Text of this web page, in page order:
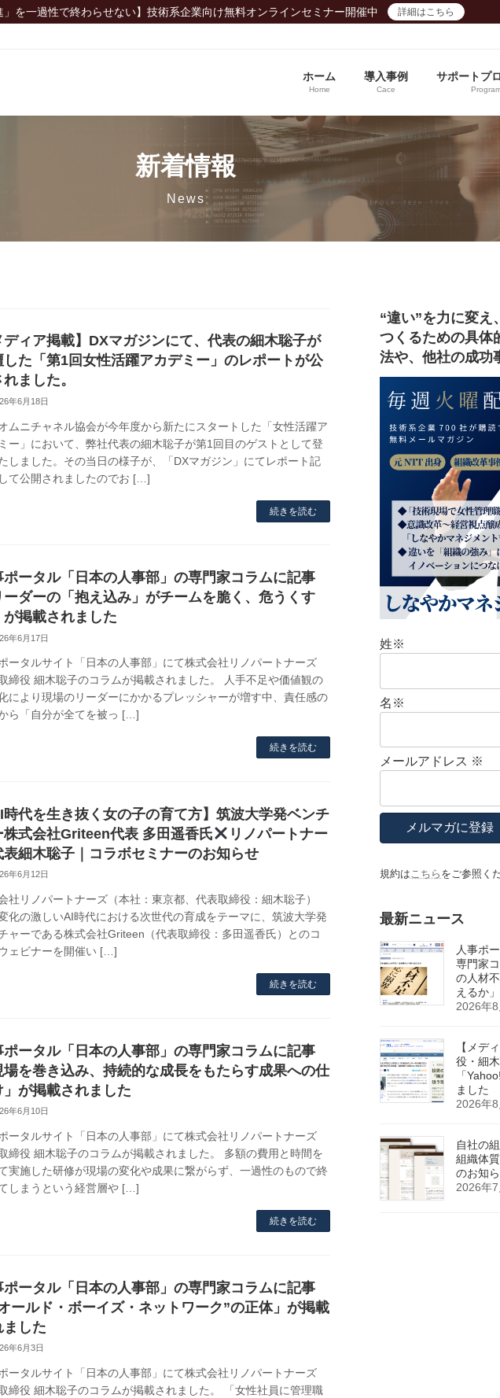
」を一過性で終わらせない】技術系企業向け無料オンラインセミナー開催中 詳細はこちら
ホーム
Home
導入事例
Cace
サポートプ
新着情報
News
ディア掲載】DXマガジンにて、代表の細木聡子が
した「第1回女性活躍アカデミー」のレポートが公
れました。
年6月18日
ムニチャネル協会が今年度から新たにスタートした「女性活躍ア
ー」において、弊社代表の細木聡子が第1回目のゲストとして登
しました。その当日の様子が、「DXマガジン」にてレポート記
て公開されましたのでお […]
続きを読む
ポータル「日本の人事部」の専門家コラムに記事
ーダーの「抱え込み」がチームを脆く、危うくす
が掲載されました
年6月17日
ータルサイト「日本の人事部」にて株式会社リノパートナーズ
締役 細木聡子のコラムが掲載されました。 人手不足や価値観の
により現場のリーダーにかかるプレッシャーが増す中、責任感の
ら「自分が全てを被っ […]
続きを読む
時代を生き抜く女の子の育て方】筑波大学発ベンチ
株式会社Griteen代表 多田遥香氏
リノパートナー
表細木聡子｜コラボセミナーのお知らせ
年6月12日
社リノパートナーズ（本社：東京都、代表取締役：細木聡子）
化の激しいAI時代における次世代の育成をテーマに、筑波大学発
ャーである株式会社Griteen（代表取締役：多田遥香氏）とのコ
ェビナーを開催い […]
続きを読む
ポータル「日本の人事部」の専門家コラムに記事
場を巻き込み、持続的な成長をもたらす成果への仕
」が掲載されました
年6月10日
ータルサイト「日本の人事部」にて株式会社リノパートナーズ
締役 細木聡子のコラムが掲載されました。 多額の費用と時間を
実施した研修が現場の変化や成果に繋がらず、一過性のもので終
しまうという経営層や […]
続きを読む
ポータル「日本の人事部」の専門家コラムに記事
オールド・ボーイズ・ネットワーク”の正体」が掲載
ました
年6月3日
ータルサイト「日本の人事部」にて株式会社リノパートナーズ
締役 細木聡子のコラムが掲載されました。 「女性社員に管理職
“違い”を力に変え
つくるための具体
法や、他社の成功
姓※
名 ※
メールアドレス ※
規約は こちら をご参照く
最新ニュース
人事ポ
専門家
の人材
えるか
2026年8
【メデ
役・細
「
ました
2026年8
自社の
組織体
のお知
2026年